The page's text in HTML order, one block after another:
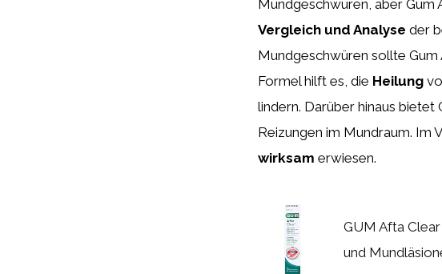
Mundgeschwüren, aber Gum
Vergleich und Analyse der
Mundgeschwüren sollte
Formel hilft es, die Heilung
lindern. Darüber hinaus bietet
Reizungen im Mundraum. Im
wirksam erwiesen.
GUM Afta
und